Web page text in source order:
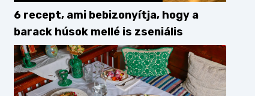
6 recept, ami bebizonyítja, hogy a
barack húsok mellé is zseniális